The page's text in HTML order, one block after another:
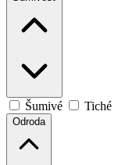
Šumivé Tiché
Odroda